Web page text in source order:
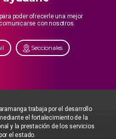
poder ofrecerle una mejor
con nosotros.
Seccionales
trabaja por el desarrollo
el fortalecimiento de la
y la prestación de los servicios
el estado.